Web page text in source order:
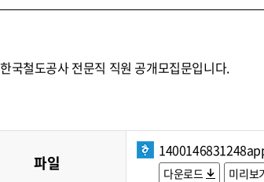
한국철도공사 전문직 직원 공개모집문입니다.
파일 다운로드 미리보